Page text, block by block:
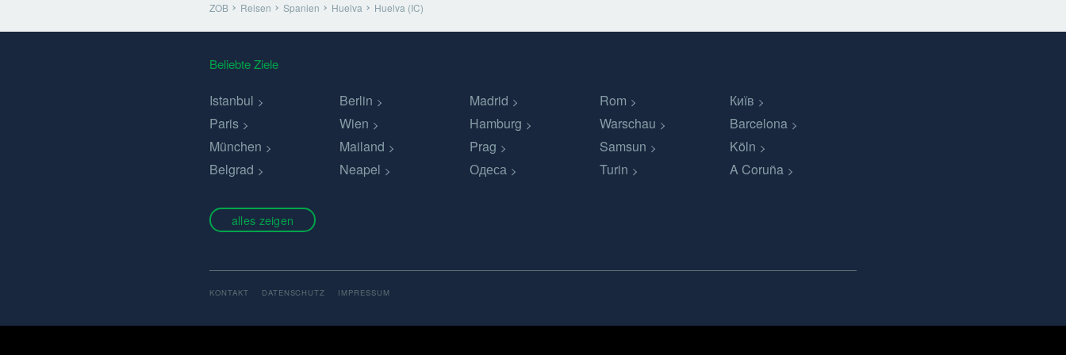
ZOB Reisen Spanien Huelva Huelva (IC)
Beliebte Ziele
Istanbul Berlin Madrid Rom
Київ
Paris
Wien Hamburg Warschau
Barcelona
München
Mailand Prag Samsun
Köln
Belgrad
Neapel Одеса Turin A Coruña
alles zeigen
KONTAKT DATENSCHUTZ IMPRESSUM